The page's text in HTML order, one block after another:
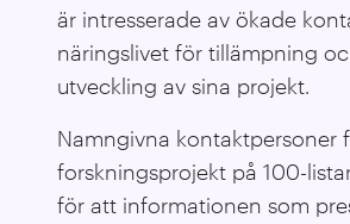
är intresserade av ökade
näringslivet för tillämpning
utveckling av sina projekt.
Namngivna kontaktpersoner
forskningsprojekt på 100-
för att informationen som